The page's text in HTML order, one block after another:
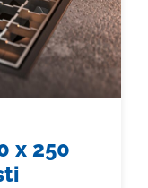
x 250